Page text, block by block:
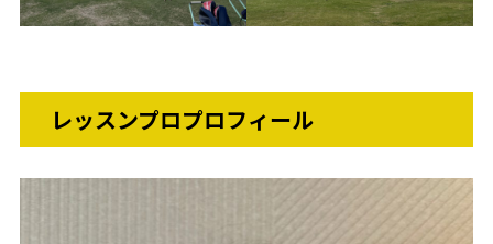
レッスンプロプロフィール